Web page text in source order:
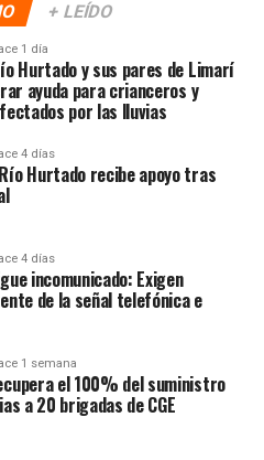
+ LEÍDO
1 día
Hurtado y sus pares de Limarí
ayuda para crianceros y
por las lluvias
4 días
Hurtado recibe apoyo tras
4 días
incomunicado: Exigen
de la señal telefónica e
1 semana
el 100% del suministro
a 20 brigadas de CGE